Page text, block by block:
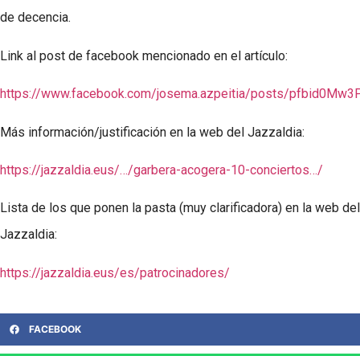
de decencia.
Link al post de facebook mencionado en el artículo:
https://www.facebook.com/josema.azpeitia/posts/
Más información/justificación en la web del Jazzaldia:
https://jazzaldia.eus/…/garbera-acogera-10-conciertos…/
Lista de los que ponen la pasta (muy clarificadora) en la web del
Jazzaldia:
https://jazzaldia.eus/es/patrocinadores/
FACEBOOK